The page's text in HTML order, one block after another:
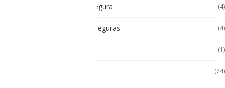
Cámara Intrínsecamente Segura (4)
Cámaras Intrínsecamente Seguras (4)
(1)
(74)